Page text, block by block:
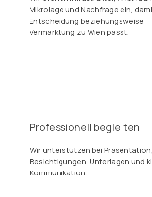
Mikrolage und Nachfrage ein,
Entscheidung beziehungsweise
Vermarktung zu Wien passt.
Professionell begleiten
Wir unterstützen bei
Besichtigungen, Unterlagen und
Kommunikation.